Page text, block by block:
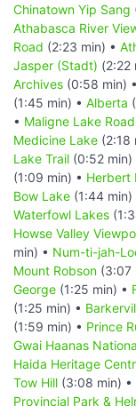
Chinatown Yip Sang
Athabasca River
Road (2:23 min) •
Jasper (Stadt) (2:22
Archives (0:58 min) •
(1:45 min) • Alberta
• Maligne Lake Road
Medicine Lake (2:18
Lake Trail (0:52 min)
(1:09 min) • Herbert
Bow Lake (1:44 min)
Waterfowl Lakes
Howse Valley
min) • Num-ti-jah-
Mount Robson (3:07
George (1:25 min) •
(1:25 min) •
(1:59 min) • Prince
Gwai Haanas
Haida Heritage
Tow Hill (3:08 min) •
Provincial Park &